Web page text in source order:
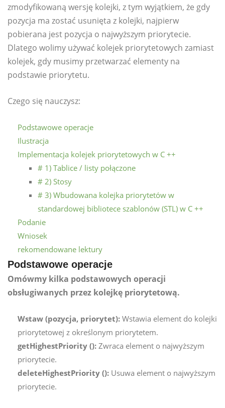
zmodyfikowaną wersję kolejki, z tym wyjątkiem, że gdy
pozycja ma zostać usunięta z kolejki, najpierw
pobierana jest pozycja o najwyższym priorytecie.
Dlatego wolimy używać kolejek priorytetowych zamiast
kolejek, gdy musimy przetwarzać elementy na
podstawie priorytetu.
Czego się nauczysz:
Podstawowe operacje
Ilustracja
Implementacja kolejek priorytetowych w C ++
# 1) Tablice / listy połączone
# 2) Stosy
# 3) Wbudowana kolejka priorytetów w
standardowej bibliotece szablonów (STL) w C ++
Podanie
Wniosek
rekomendowane lektury
Podstawowe operacje
Omówmy kilka podstawowych operacji
obsługiwanych przez kolejkę priorytetową.
Wstaw (pozycja, priorytet): Wstawia element do kolejki
priorytetowej z określonym priorytetem.
getHighestPriority (): Zwraca element o najwyższym
priorytecie.
deleteHighestPriority (): Usuwa element o najwyższym
priorytecie.